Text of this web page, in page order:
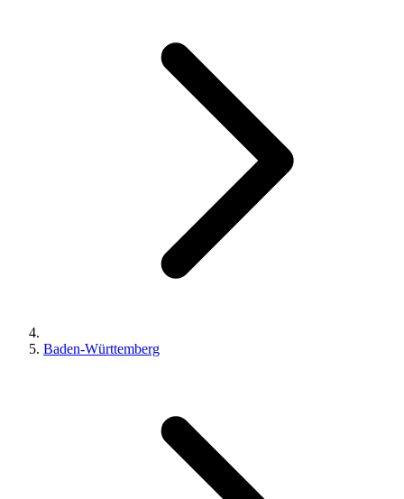
Baden-Württemberg